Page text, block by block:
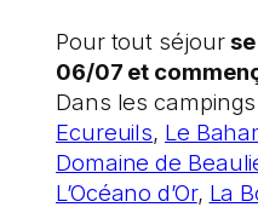
Pour tout séjour
06/07 et
Dans les
Ecureuils, Le
Domaine de
L’Océano d’Or, La